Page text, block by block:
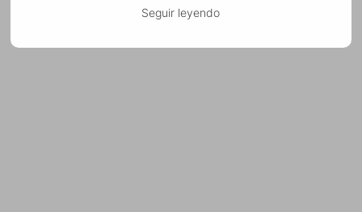
Superhero.
Seguir leyendo